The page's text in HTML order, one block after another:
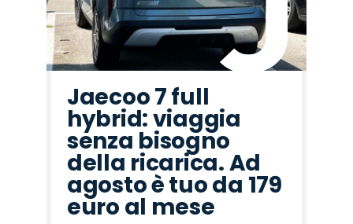
Jaecoo 7 full
hybrid: viaggia
senza bisogno
della ricarica. Ad
agosto è tuo da 179
euro al mese